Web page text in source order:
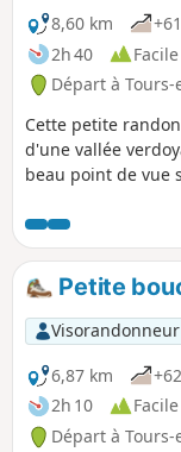
8,60 km
2h 40
Facile
Départ à Tours-
Cette petite
d'une vallée
beau point de vue
Petite
Visorandonneur
6,87 km
2h 10
Facile
Départ à Tours-